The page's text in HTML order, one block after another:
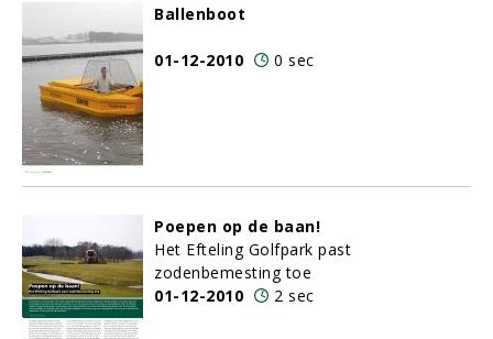
Ballenboot
01-12-2010 0 sec
Poepen op de baan!
Het Efteling Golfpark past
zodenbemesting toe
01-12-2010
2 sec